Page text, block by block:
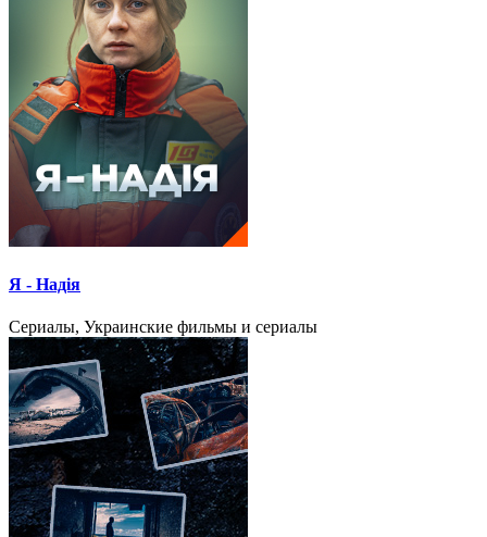
Я - Надія
Сериалы, Украинские фильмы и сериалы